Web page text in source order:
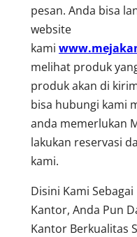
pesan. Anda bisa
website
kami
melihat produk
produk akan di
bisa hubungi kami
anda memerlukan
lakukan reservasi
kami.
Disini Kami
Kantor, Anda Pun
Kantor Berkualitas